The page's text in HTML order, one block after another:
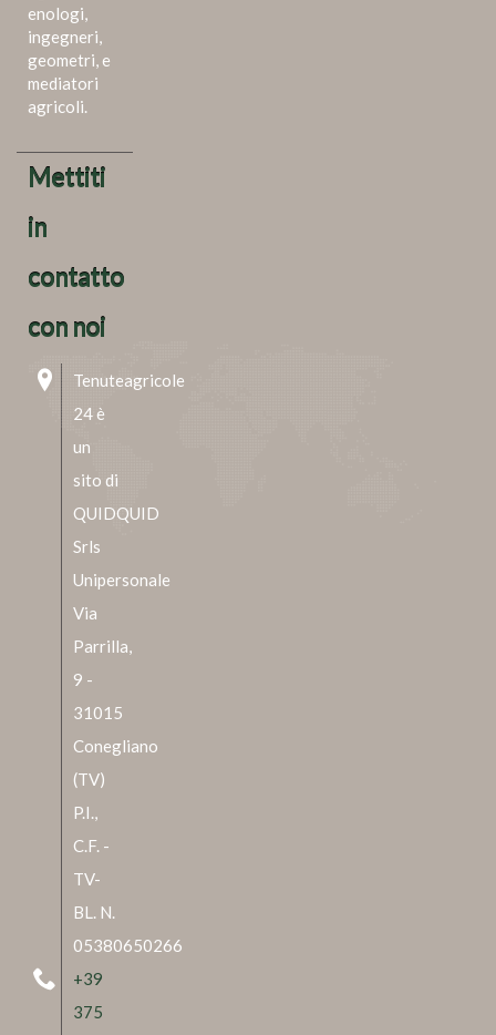
enologi,
ingegneri,
geometri, e
mediatori
agricoli.
Mettiti
in
contatto
con noi
Tenuteagricole
24 è
un
sito di
QUIDQUID
Srls
Unipersonale
Via
Parrilla,
9 -
31015
Conegliano
(TV)
P.I.,
C.F. -
TV-
BL. N.
05380650266
+39
375